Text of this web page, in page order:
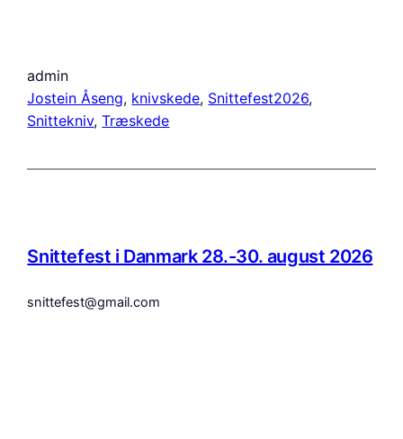
admin
Jostein Åseng, knivskede, Snittefest2026
Snittekniv, Træskede
Snittefest i Danmark 28.-30. august 2026
snittefest@gmail.com